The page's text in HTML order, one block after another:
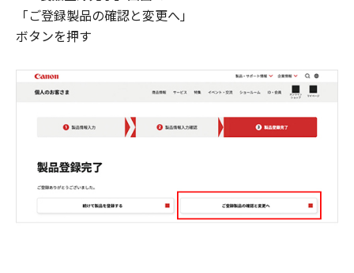
「ご登録製品の確認と変更へ」
ボタンを押す